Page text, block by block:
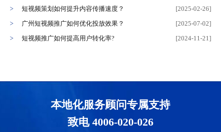
短视频策划如何提升内容传播速度？
[2025-02-26]
广州短视频推广如何优化投放效果？
[2025-07-02]
短视频推广如何提高用户转化率?
[2024-11-21]
本地化服务顾问专属支持
致电 4006-020-026